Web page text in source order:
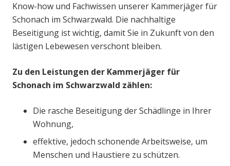
Know-how und Fachwissen unserer Kammerjäger für
Schonach im Schwarzwald. Die nachhaltige
Beseitigung ist wichtig, damit Sie in Zukunft von den
lästigen Lebewesen verschont bleiben.
Zu den Leistungen der Kammerjäger für
Schonach im Schwarzwald zählen:
Die rasche Beseitigung der Schädlinge in Ihrer
Wohnung,
effektive, jedoch schonende Arbeitsweise, um
Menschen und Haustiere zu schützen.